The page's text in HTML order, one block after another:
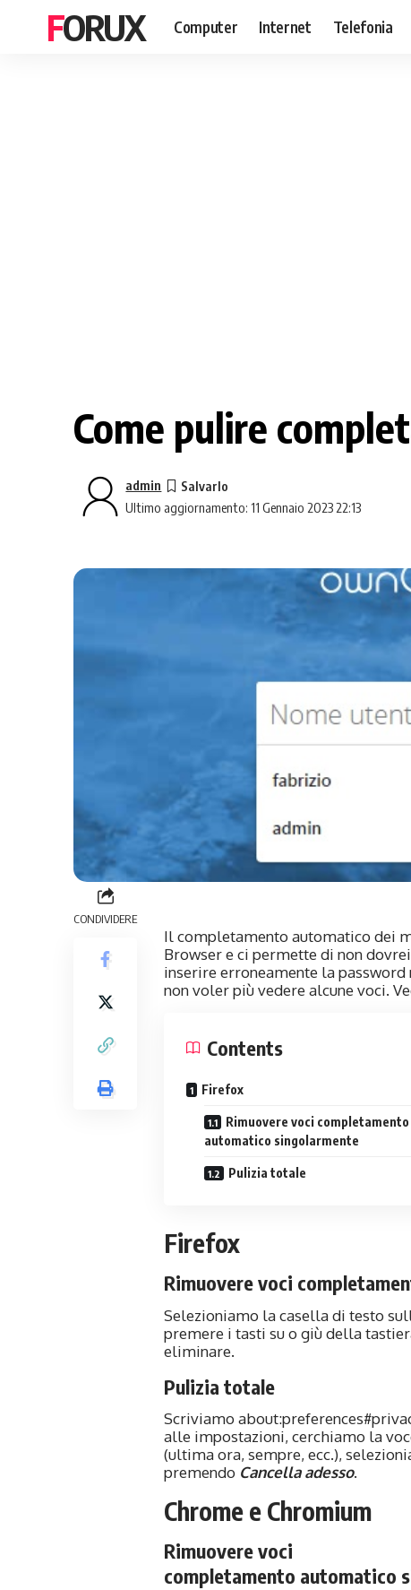
FORUX Computer Internet Telefonia
Come pulire
Ultimo aggiornamento: 11 Gennaio 2023 22:13
admin
CONDIVIDERE
Il completamento automatico dei
Browser e ci permette di non
inserire erroneamente la
non voler più vedere alcune voci.
Contents
Firefox
Rimuovere voci completamento
automatico singolarmente
Pulizia totale
Firefox
Rimuovere voci
Selezioniamo la casella di testo
premere i tasti su o giù della
eliminare.
Pulizia totale
Scriviamo
alle impostazioni, cerchiamo la
(ultima ora, sempre, ecc.),
premendo Cancella adesso.
Chrome e Chromium
Rimuovere voci
completamento automatico